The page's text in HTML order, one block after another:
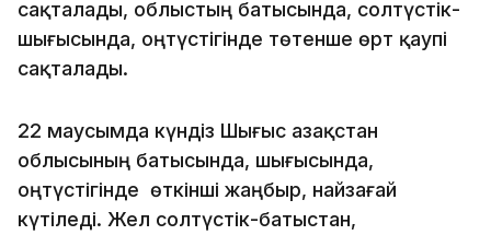
сақталады, облыстың батысында, солтүстік-
шығысында, оңтүстігінде төтенше өрт қаупі
сақталады.
22 маусымда күндіз Шығыс Қазақстан
облысының батысында, шығысында,
оңтүстігінде өткінші жаңбыр, найзағай
күтіледі. Жел солтүстік-батыстан,